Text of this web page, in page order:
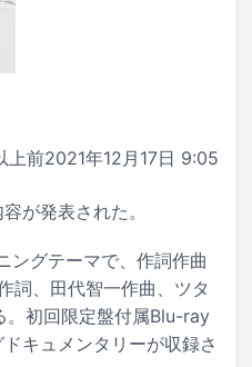
上前2021年12月17日 9:05
が発表された。
ングテーマで、作詞作曲
詞、田代智一作曲、ツタ
。初回限定盤付属Blu-ray
キュメンタリーが収録さ